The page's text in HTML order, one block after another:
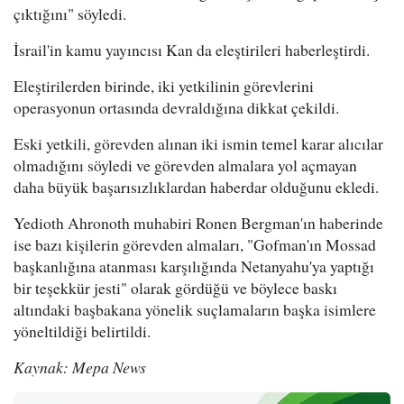
çıktığını" söyledi.
İsrail'in kamu yayıncısı Kan da eleştirileri haberleştirdi.
Eleştirilerden birinde, iki yetkilinin görevlerini
operasyonun ortasında devraldığına dikkat çekildi.
Eski yetkili, görevden alınan iki ismin temel karar alıcılar
olmadığını söyledi ve görevden almalara yol açmayan
daha büyük başarısızlıklardan haberdar olduğunu ekledi.
Yedioth Ahronoth muhabiri Ronen Bergman'ın haberinde
ise bazı kişilerin görevden almaları, "Gofman'ın Mossad
başkanlığına atanması karşılığında Netanyahu'ya yaptığı
bir teşekkür jesti" olarak gördüğü ve böylece baskı
altındaki başbakana yönelik suçlamaların başka isimlere
yöneltildiği belirtildi.
Kaynak: Mepa News